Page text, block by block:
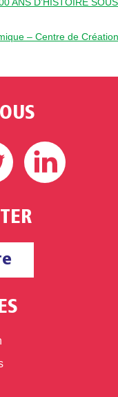
– Centre de
Twitter